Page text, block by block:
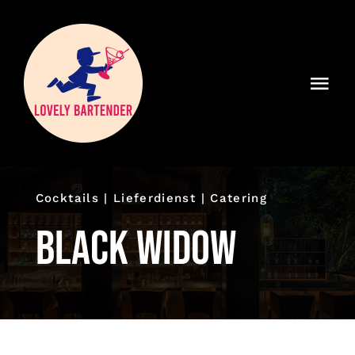
Inhalt
springen
Home
Catering
News
Cocktails | Lieferdienst | Catering
Black Widow